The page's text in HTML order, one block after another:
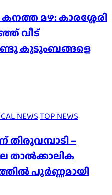
മഴ: കാരശ്ശേരി
വീട്
കുടുംബങ്ങളെ
NEWSTOP NEWS
–
താൽക്കാലിക
പൂർണ്ണമായി